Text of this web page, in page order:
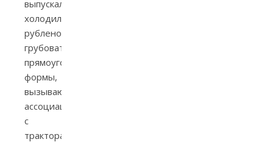
выпускал
холодильники
рубленой,
грубоватой
прямоугольной
формы,
вызывающей
ассоциации
с
тракторами,